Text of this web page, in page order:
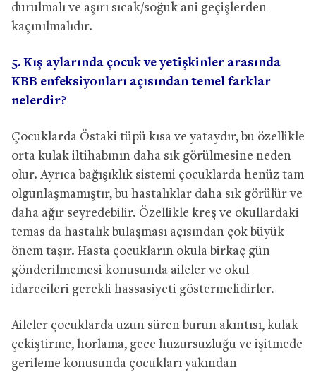
durulmalı ve aşırı sıcak/soğuk ani geçişlerden
kaçınılmalıdır.
5. Kış aylarında çocuk ve yetişkinler arasında
KBB enfeksiyonları açısından temel farklar
nelerdir?
Çocuklarda Östaki tüpü kısa ve yataydır, bu özellikle
orta kulak iltihabının daha sık görülmesine neden
olur. Ayrıca bağışıklık sistemi çocuklarda henüz tam
olgunlaşmamıştır, bu hastalıklar daha sık görülür ve
daha ağır seyredebilir. Özellikle kreş ve okullardaki
temas da hastalık bulaşması açısından çok büyük
önem taşır. Hasta çocukların okula birkaç gün
gönderilmemesi konusunda aileler ve okul
idarecileri gerekli hassasiyeti göstermelidirler.
Aileler çocuklarda uzun süren burun akıntısı, kulak
çekiştirme, horlama, gece huzursuzluğu ve işitmede
gerileme konusunda çocukları yakından